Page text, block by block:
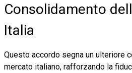
Consolidamento
Italia
Questo accordo segna un ulteriore
mercato italiano, rafforzando la